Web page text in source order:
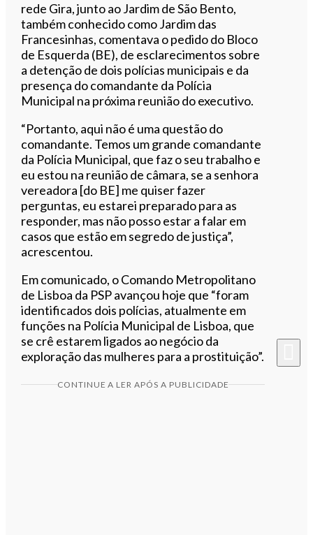
rede Gira, junto ao Jardim de São Bento,
também conhecido como Jardim das
Francesinhas, comentava o pedido do Bloco
de Esquerda (BE), de esclarecimentos sobre
a detenção de dois polícias municipais e da
presença do comandante da Polícia
Municipal na próxima reunião do executivo.
“Portanto, aqui não é uma questão do
comandante. Temos um grande comandante
da Polícia Municipal, que faz o seu trabalho e
eu estou na reunião de câmara, se a senhora
vereadora [do BE] me quiser fazer
perguntas, eu estarei preparado para as
responder, mas não posso estar a falar em
casos que estão em segredo de justiça”,
acrescentou.
Em comunicado, o Comando Metropolitano
de Lisboa da PSP avançou hoje que “foram
identificados dois polícias, atualmente em
funções na Polícia Municipal de Lisboa, que
se crê estarem ligados ao negócio da
exploração das mulheres para a prostituição”.
CONTINUE A LER APÓS A PUBLICIDADE